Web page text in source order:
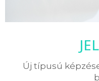
Új típusú